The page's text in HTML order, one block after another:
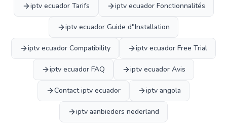
iptv ecuador Tarifs iptv ecuador Fonctionnalités
iptv ecuador Guide d"Installation
iptv ecuador Compatibility iptv ecuador Free Trial
iptv ecuador FAQ iptv ecuador Avis
Contact iptv ecuador iptv angola
iptv aanbieders nederland